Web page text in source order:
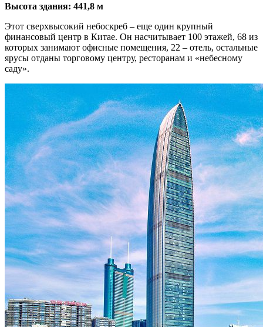
Высота здания: 441,8 м
Этот сверхвысокий небоскреб – еще один крупный
финансовый центр в Китае. Он насчитывает 100 этажей, 68 из
которых занимают офисные помещения, 22 – отель, остальные
ярусы отданы торговому центру, ресторанам и «небесному
саду».